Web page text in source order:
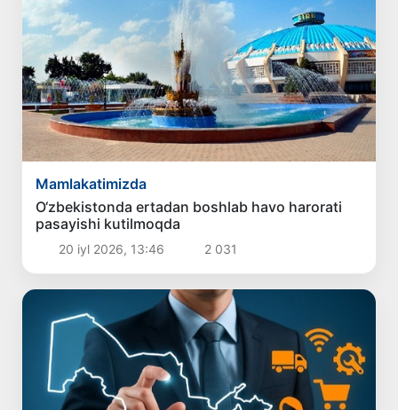
Mamlakatimizda
O‘zbekistonda ertadan boshlab havo harorati
pasayishi kutilmoqda
20 iyl 2026, 13:46 2 031